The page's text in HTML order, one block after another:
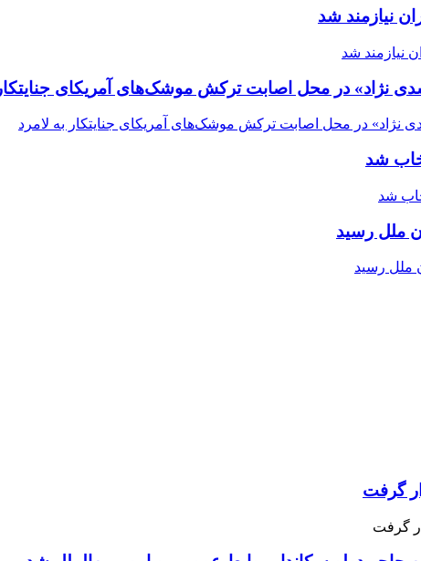
نیازمند شد
نژاد» در محل اصابت ترکش موشک‌های آمریکای جنایتکار
شد
ملل رسید